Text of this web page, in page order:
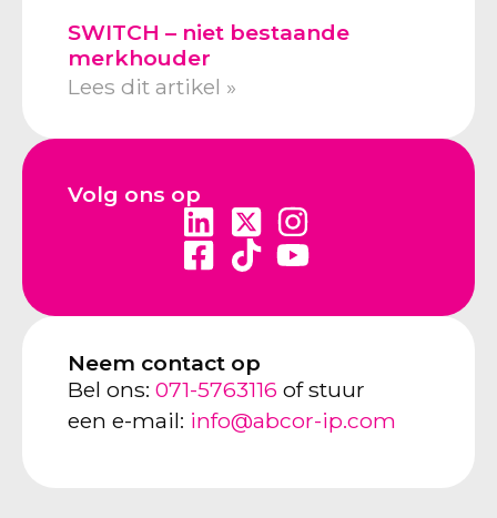
SWITCH – niet bestaande
merkhouder
Lees dit artikel »
Volg ons op
Neem contact op
Bel ons: 071-5763116 of stuur
een e-mail: info@abcor-ip.com